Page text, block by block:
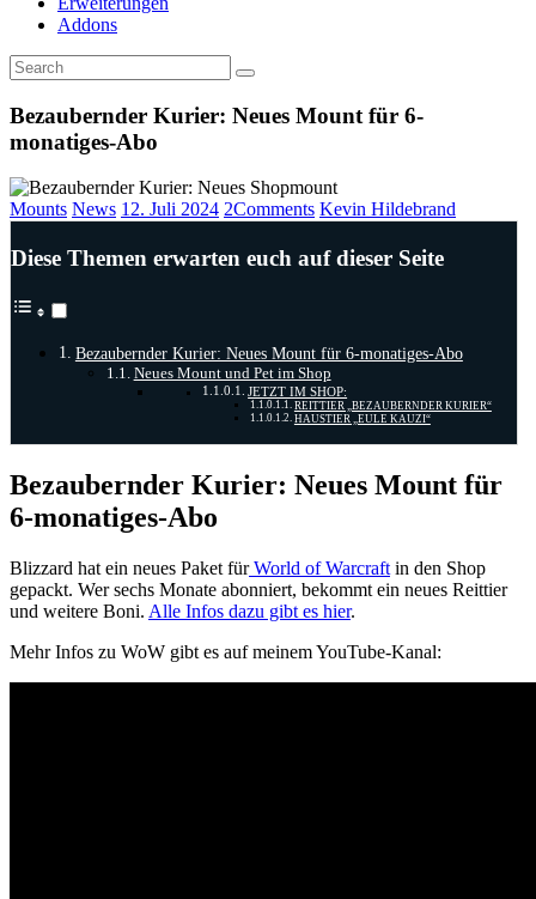
Addons
Bezaubernder Kurier: Neues Mount für 6-
monatiges-Abo
Mounts News 12. Juli 2024 2Comments Kevin Hildebrand
Diese Themen erwarten euch auf dieser Seite
Bezaubernder Kurier: Neues Mount für 6-monatiges-Abo
Neues Mount und Pet im Shop
JETZT IM SHOP:
REITTIER „BEZAUBERNDER KURIER“
HAUSTIER „EULE KAUZI“
Bezaubernder Kurier: Neues Mount für
6-monatiges-Abo
Blizzard hat ein neues Paket fürWorld of Warcraft in den Shop
gepackt. Wer sechs Monate abonniert, bekommt ein neues Reittier
und weitere Boni. Alle Infos dazu gibt es hier.
Mehr Infos zu WoW gibt es auf meinem YouTube-Kanal: